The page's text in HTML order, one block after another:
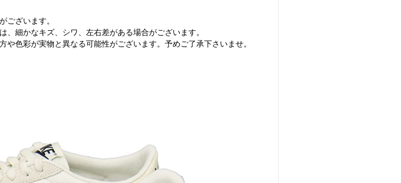
ございます。
細かなキズ、シワ、左右差がある場合がございます。
や色彩が実物と異なる可能性がございます。予めご了承下さいませ。